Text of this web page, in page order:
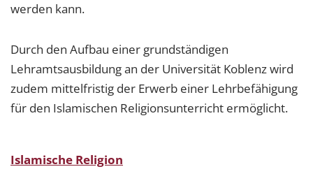
werden kann.
Durch den Aufbau einer grundständigen
Lehramtsausbildung an der Universität Koblenz wird
zudem mittelfristig der Erwerb einer Lehrbefähigung
für den Islamischen Religionsunterricht ermöglicht.
Islamische Religion